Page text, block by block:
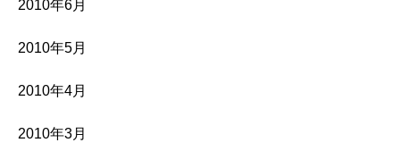
2010年6月
2010年5月
2010年4月
2010年3月